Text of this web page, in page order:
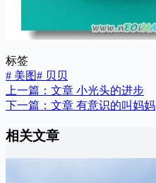
标签
# 美图# 贝贝
上一篇： 文章 小光头的进步
下一篇： 文章 有意识的叫妈妈
相关文章